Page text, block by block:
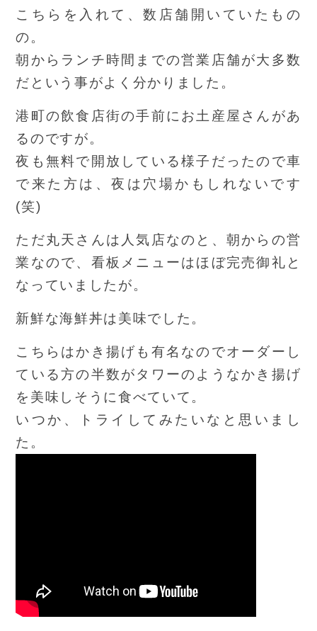
こちらを入れて、数店舗開いていたもの
の。
朝からランチ時間までの営業店舗が大多数
だという事がよく分かりました。
港町の飲食店街の手前にお土産屋さんがあ
るのですが。
夜も無料で開放している様子だったので車
で来た方は、夜は穴場かもしれないです
(笑)
ただ丸天さんは人気店なのと、朝からの営
業なので、看板メニューはほぼ完売御礼と
なっていましたが。
新鮮な海鮮丼は美味でした。
こちらはかき揚げも有名なのでオーダーし
ている方の半数がタワーのようなかき揚げ
を美味しそうに食べていて。
いつか、トライしてみたいなと思いまし
た。